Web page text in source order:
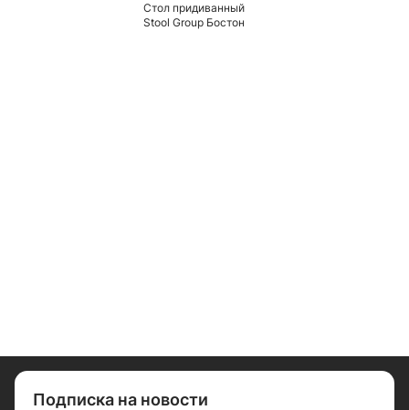
Стол придиванный
Stool Group Бостон
Подписка на новости